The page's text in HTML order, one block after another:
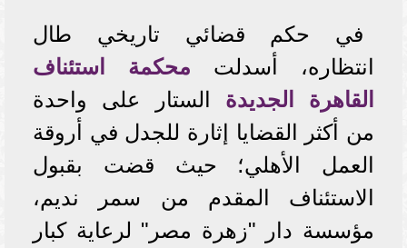
في حكم قضائي تاريخي طال
انتظاره، أسدلت محكمة استئناف
القاهرة الجديدة الستار على واحدة
من أكثر القضايا إثارة للجدل في أروقة
العمل الأهلي؛ حيث قضت بقبول
الاستئناف المقدم من سمر نديم،
مؤسسة دار "زهرة مصر" لرعاية كبار